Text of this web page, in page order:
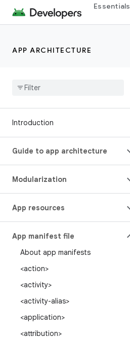
Essentials
APP ARCHITECTURE
Introduction
Guide to app architecture
Modularization
App resources
App manifest file
About app manifests
<action>
<activity>
<activity-alias>
<application>
<attribution>